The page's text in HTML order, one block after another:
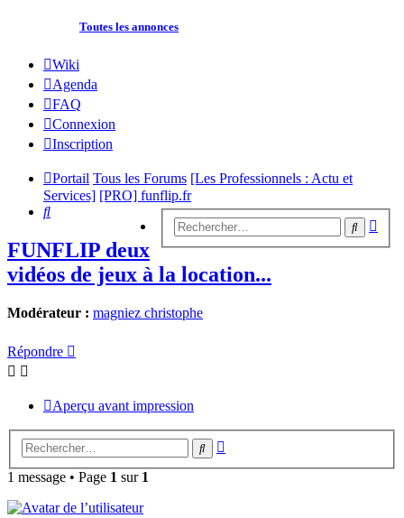
Toutes les annonces
Wiki
Agenda
FAQ
Connexion
Inscription
Portail Tous les Forums [Les Professionnels : Actu et
Services] [PRO] funflip.fr
Rechercher
FUNFLIP deux
vidéos de jeux à la location...
Modérateur : magniez christophe
Répondre
Aperçu avant impression
Rechercher
1 message • Page 1 sur 1